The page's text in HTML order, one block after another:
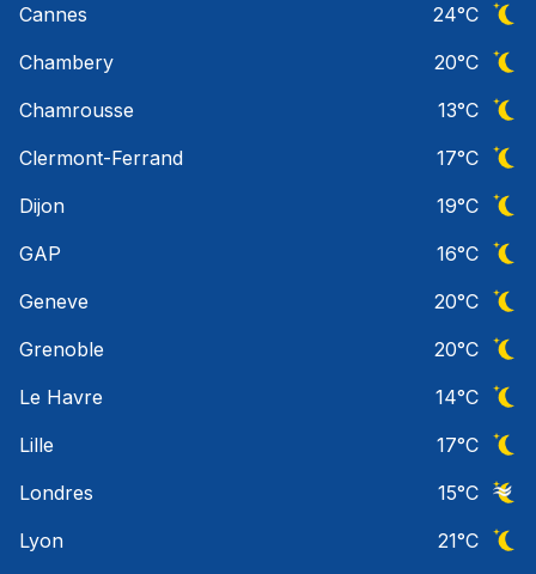
Cannes
24°C
Chambery
20°C
Chamrousse
13°C
Clermont-Ferrand
17°C
Dijon
19°C
GAP
16°C
Geneve
20°C
Grenoble
20°C
Le Havre
14°C
Lille
17°C
Londres
15°C
Lyon
21°C